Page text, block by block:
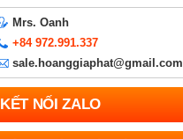
Mrs. Oanh
+84 972.991.337
sale.hoanggiaphat@gmail.com
KẾT NỐI ZALO